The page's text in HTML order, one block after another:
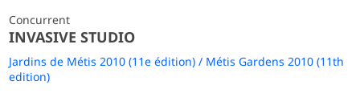
Concurrent
INVASIVE STUDIO
Jardins de Métis 2010 (11e édition) / Métis Gardens 2010 (11th
edition)